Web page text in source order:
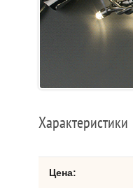
Характеристики
Цена: